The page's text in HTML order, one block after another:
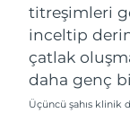
titreşimleri
inceltip
çatlak
daha genç
Üçüncü şahıs klinik
Hollanda
Yeni Zelanda
Norveç